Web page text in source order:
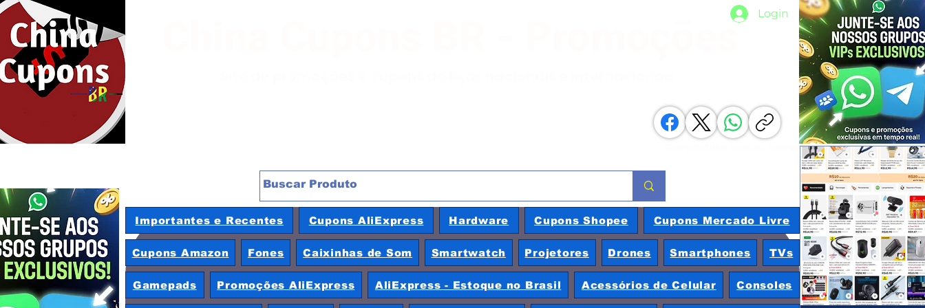
Login
China Cupons BR - Promoções
Compartilhe com os amigos
Importantes e Recentes Cupons AliExpress Hardware Cupons Shopee Cupons Mercado Livre
Cupons Amazon Fones Caixinhas de Som Smartwatch Projetores Drones Smartphones TVs
Gamepads Promoções AliExpress AliExpress - Estoque no Brasil Acessórios de Celular Consoles